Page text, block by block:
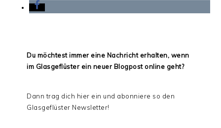
Du möchtest immer eine Nachricht erhalten, wenn
im Glasgeflüster ein neuer Blogpost online geht?
Dann trag dich hier ein und abonniere so den
Glasgeflüster Newsletter!